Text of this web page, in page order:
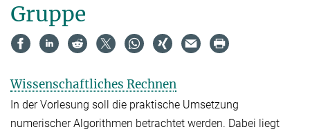
Gruppe
Wissenschaftliches Rechnen
In der Vorlesung soll die praktische Umsetzung
numerischer Algorithmen betrachtet werden. Dabei liegt